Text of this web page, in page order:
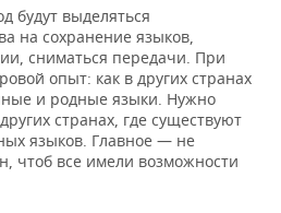
будут выделяться
на сохранение языков,
сниматься передачи. При
опыт: как в других странах
и родные языки. Нужно
странах, где существуют
языков. Главное — не
чтоб все имели возможности